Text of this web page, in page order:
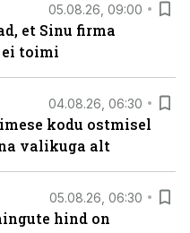
05.08.26, 09:00
et Sinu firma
toimi
04.08.26, 06:30
kodu ostmisel
valikuga alt
05.08.26, 06:30
hind on